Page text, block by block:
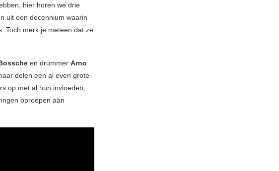
hier horen we drie
uit een decennium waarin
Toch merk je meteen dat ze
en drummer Arno
delen een al even grote
op met al hun invloeden,
oproepen aan